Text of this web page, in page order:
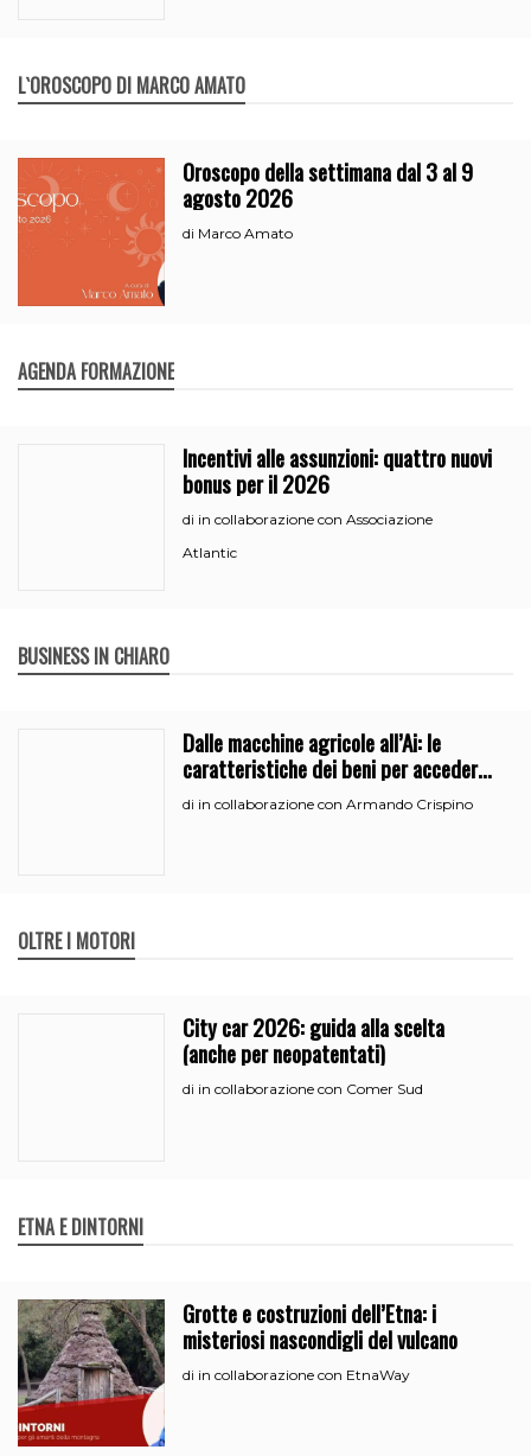
L`OROSCOPO DI MARCO AMATO
Oroscopo della settimana dal 3 al 9
agosto 2026
di Marco Amato
AGENDA FORMAZIONE
Incentivi alle assunzioni: quattro nuovi
bonus per il 2026
di in collaborazione con Associazione
Atlantic
BUSINESS IN CHIARO
Dalle macchine agricole all’Ai: le
caratteristiche dei beni per accedere
all’iperammortamento
di in collaborazione con Armando Crispino
OLTRE I MOTORI
City car 2026: guida alla scelta
(anche per neopatentati)
di in collaborazione con Comer Sud
ETNA E DINTORNI
Grotte e costruzioni dell’Etna: i
misteriosi nascondigli del vulcano
di in collaborazione con EtnaWay